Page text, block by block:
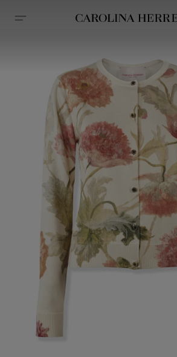
Avis d'accessibilité (lien)